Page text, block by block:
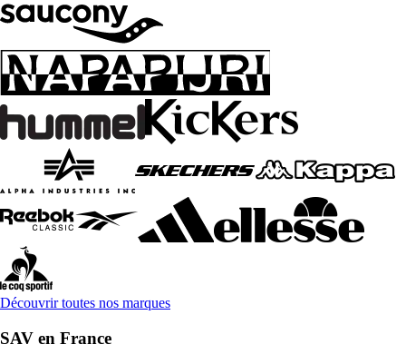
Découvrir toutes nos marques
SAV en France